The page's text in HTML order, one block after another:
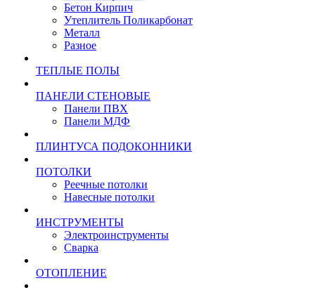
Бетон Кирпич
Утеплитель Поликарбонат
Металл
Разное
ТЕПЛЫЕ ПОЛЫ
ПАНЕЛИ СТЕНОВЫЕ
Панели ПВХ
Панели МДФ
ПЛИНТУСА ПОДОКОННИКИ
ПОТОЛКИ
Реечные потолки
Навесные потолки
ИНСТРУМЕНТЫ
Электроинструменты
Сварка
ОТОПЛЕНИЕ